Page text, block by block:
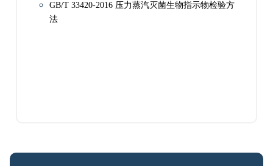
GB/T 33420-2016 压力蒸汽灭菌生物指示物检验方
法